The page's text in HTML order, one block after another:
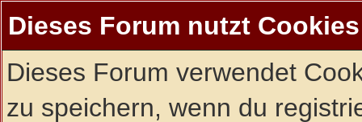
Dieses Forum nutzt Cookies
Dieses Forum verwendet
zu speichern, wenn du